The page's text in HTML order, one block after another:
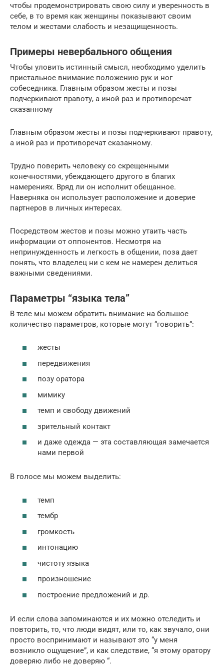
чтобы продемонстрировать свою силу и уверенность в
себе, в то время как женщины показывают своим
телом и жестами слабость и незащищенность.
Примеры невербального общения
Чтобы уловить истинный смысл, необходимо уделить
пристальное внимание положению рук и ног
собеседника. Главным образом жесты и позы
подчеркивают правоту, а иной раз и противоречат
сказанному
Главным образом жесты и позы подчеркивают правоту,
а иной раз и противоречат сказанному.
Трудно поверить человеку со скрещенными
конечностями, убеждающего другого в благих
намерениях. Вряд ли он исполнит обещанное.
Наверняка он использует расположение и доверие
партнеров в личных интересах.
Посредством жестов и позы можно утаить часть
информации от оппонентов. Несмотря на
непринужденность и легкость в общении, поза дает
понять, что владелец ни с кем не намерен делиться
важными сведениями.
Параметры “языка тела”
В теле мы можем обратить внимание на большое
количество параметров, которые могут “говорить”:
жесты
передвижения
позу оратора
мимику
темп и свободу движений
зрительный контакт
и даже одежда — эта составляющая замечается
нами первой
В голосе мы можем выделить:
темп
тембр
громкость
интонацию
чистоту языка
произношение
построение предложений и др.
И если слова запоминаются и их можно отследить и
повторить, то, что люди видят, или то, как звучало, они
просто воспринимают и называют это “у меня
возникло ощущение”, и как следствие, “я этому оратору
доверяю либо не доверяю “.